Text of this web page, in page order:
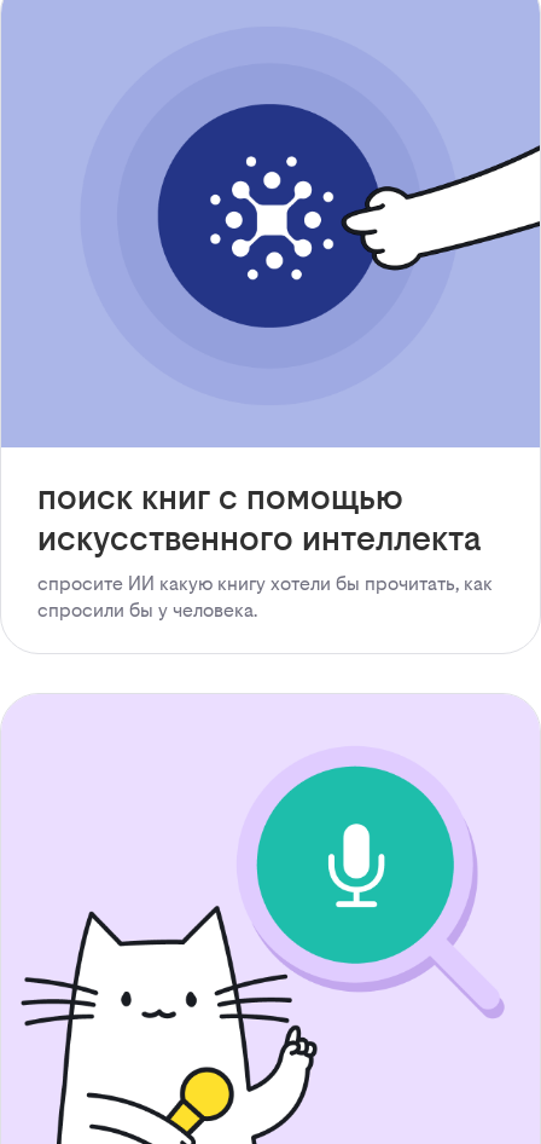
поиск книг с помощью
искусственного интеллекта
спросите ИИ какую книгу хотели бы прочитать, как
спросили бы у человека.